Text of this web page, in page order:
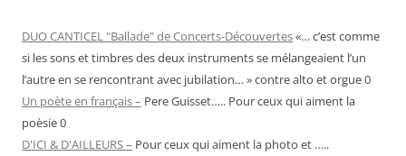
DUO CANTICEL "Ballade" de Concerts-Découvertes«… c’est comme
si les sons et timbres des deux instruments se mélangeaient l’un
l’autre en se rencontrant avec jubilation… » contre alto et orgue 0
Un poète en français – Pere Guisset….. Pour ceux qui aiment la
poèsie 0
D'ICI & D'AILLEURS – Pour ceux qui aiment la photo et …..